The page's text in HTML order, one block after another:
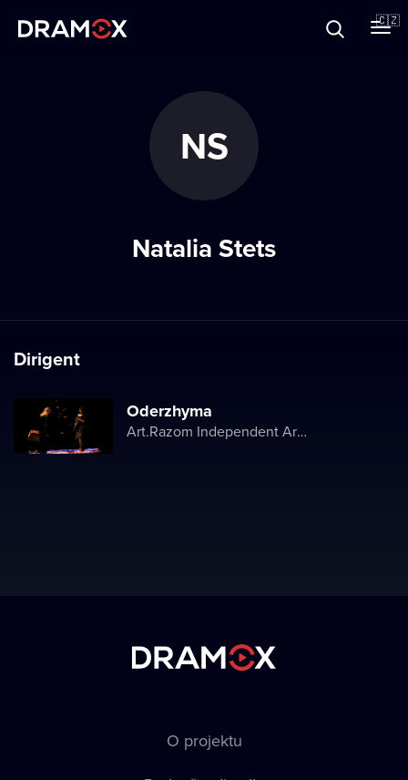
🇨🇿
NS
Natalia Stets
Dirigent
Oderzhyma
Art.Razom Independent Artistic Association
O projektu